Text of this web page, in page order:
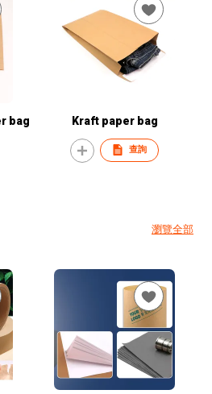
bag Kraft paper bag
查詢
瀏覽全部